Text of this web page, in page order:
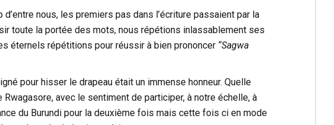
nous, les premiers pas dans l’écriture passaient par la
toute la portée des mots, nous répétions inlassablement ses
éternels répétitions pour réussir à bien prononcer “Sagwa
pour hisser le drapeau était un immense honneur. Quelle
avec le sentiment de participer, à notre échelle, à
du Burundi pour la deuxième fois mais cette fois ci en mode